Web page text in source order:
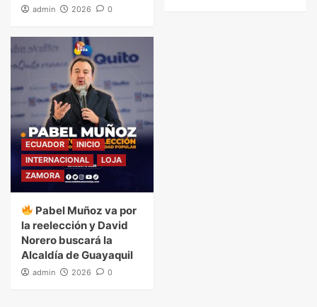
admin 2026 0
ECUADOR
INICIO
INTERNACIONAL
LOJA
ZAMORA
Pabel Muñoz va por
la reelección y David
Norero buscará la
Alcaldía de Guayaquil
admin 2026 0